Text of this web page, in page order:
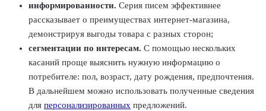
информированности. Серия писем эффективнее
рассказывает о преимуществах интернет-магазина,
демонстрируя выгоды товара с разных сторон;
сегментации по интересам. С помощью нескольких
касаний проще выяснить нужную информацию о
потребителе: пол, возраст, дату рождения, предпочтения.
В дальнейшем можно использовать полученные сведения
для персонализированных предложений.